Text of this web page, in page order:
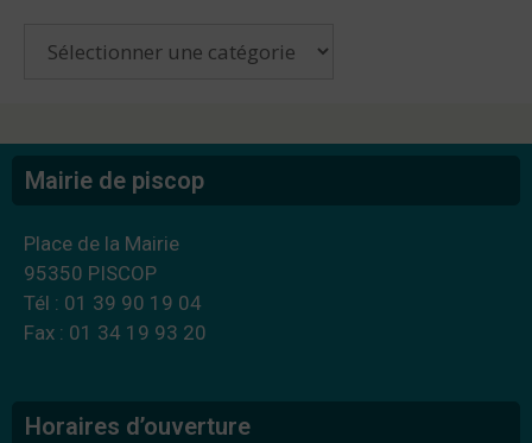
Mairie de piscop
Place de la Mairie
95350 PISCOP
Tél : 01 39 90 19 04
Fax : 01 34 19 93 20
Horaires d’ouverture